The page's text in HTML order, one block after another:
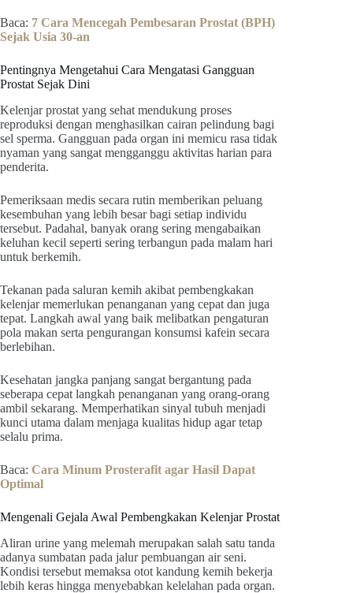
Baca: 7 Cara Mencegah Pembesaran Prostat (BPH)
Sejak Usia 30-an
Pentingnya Mengetahui Cara Mengatasi Gangguan
Prostat Sejak Dini
Kelenjar prostat yang sehat mendukung proses
reproduksi dengan menghasilkan cairan pelindung bagi
sel sperma. Gangguan pada organ ini memicu rasa tidak
nyaman yang sangat mengganggu aktivitas harian para
penderita.
Pemeriksaan medis secara rutin memberikan peluang
kesembuhan yang lebih besar bagi setiap individu
tersebut. Padahal, banyak orang sering mengabaikan
keluhan kecil seperti sering terbangun pada malam hari
untuk berkemih.
Tekanan pada saluran kemih akibat pembengkakan
kelenjar memerlukan penanganan yang cepat dan juga
tepat. Langkah awal yang baik melibatkan pengaturan
pola makan serta pengurangan konsumsi kafein secara
berlebihan.
Kesehatan jangka panjang sangat bergantung pada
seberapa cepat langkah penanganan yang orang-orang
ambil sekarang. Memperhatikan sinyal tubuh menjadi
kunci utama dalam menjaga kualitas hidup agar tetap
selalu prima.
Baca: Cara Minum Prosterafit agar Hasil Dapat
Optimal
Mengenali Gejala Awal Pembengkakan Kelenjar Prostat
Aliran urine yang melemah merupakan salah satu tanda
adanya sumbatan pada jalur pembuangan air seni.
Kondisi tersebut memaksa otot kandung kemih bekerja
lebih keras hingga menyebabkan kelelahan pada organ.